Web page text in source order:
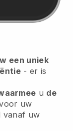
een uniek
- er is
u de
uw
vanaf uw